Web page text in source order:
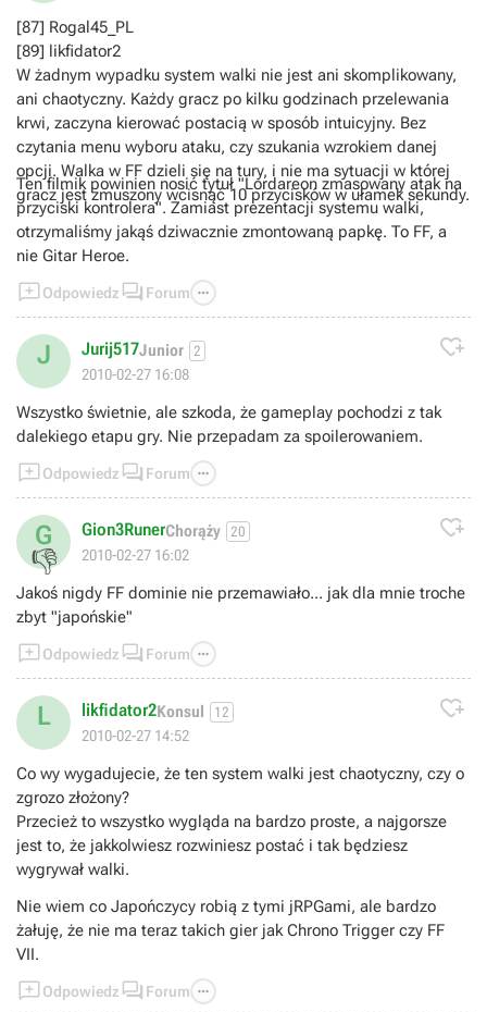
[87] Rogal45_PL
[89] likfidator2
W żadnym wypadku system walki nie jest ani skomplikowany,
ani chaotyczny. Każdy gracz po kilku godzinach przelewania
krwi, zaczyna kierować postacią w sposób intuicyjny. Bez
czytania menu wyboru ataku, czy szukania wzrokiem danej
opcji. Walka w FF dzieli się na tury, i nie ma sytuacji w której
gracz jest zmuszony wcisnąć 10 przycisków w ułamek sekundy.
Ten filmik powinien nosić tytuł "Lordareon zmasowany atak na
przyciski kontrolera". Zamiast prezentacji systemu walki,
otrzymaliśmy jakąś dziwacznie zmontowaną papkę. To FF, a
nie Gitar Heroe.
Odpowiedz  Forum 
J Jurij517Junior 2
2010-02-27 16:08

Wszystko świetnie, ale szkoda, że gameplay pochodzi z tak
dalekiego etapu gry. Nie przepadam za spoilerowaniem.
Odpowiedz  Forum 
G
👎
Gion3RunerChorąży 20
2010-02-27 16:02

Jakoś nigdy FF dominie nie przemawiało... jak dla mnie troche
zbyt "japońskie"
Odpowiedz  Forum 
L likfidator2Konsul 12
2010-02-27 14:52

Co wy wygadujecie, że ten system walki jest chaotyczny, czy o
zgrozo złożony?
Przecież to wszystko wygląda na bardzo proste, a najgorsze
jest to, że jakkolwiesz rozwiniesz postać i tak będziesz
wygrywał walki.
Nie wiem co Japończycy robią z tymi jRPGami, ale bardzo
żałuję, że nie ma teraz takich gier jak Chrono Trigger czy FF
VII.
Odpowiedz  Forum 